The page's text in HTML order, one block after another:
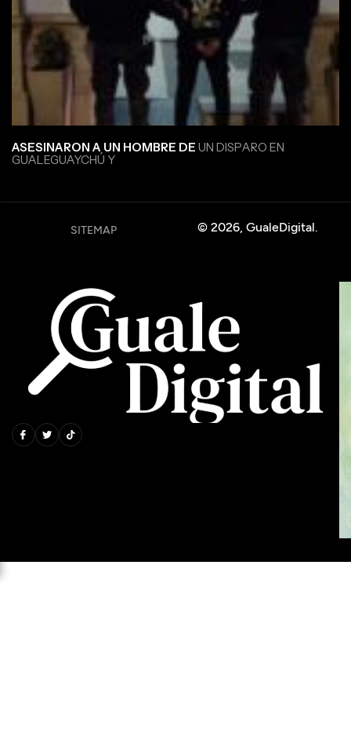
ASESINARON A UN HOMBRE DE UN DISPARO EN
GUALEGUAYCHÚ Y
© 2026, GualeDigital.
SITEMAP